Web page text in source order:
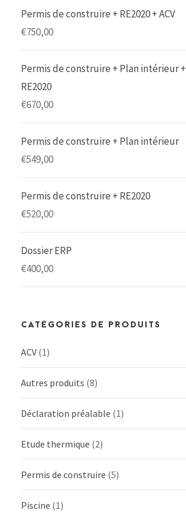
Permis de construire + RE2020 + ACV
€750,00
Permis de construire + Plan intérieur +
RE2020
€670,00
Permis de construire + Plan intérieur
€549,00
Permis de construire + RE2020
€520,00
Dossier ERP
€400,00
CATÉGORIES DE PRODUITS
ACV (1)
Autres produits (8)
Déclaration préalable (1)
Etude thermique (2)
Permis de construire (5)
Piscine (1)